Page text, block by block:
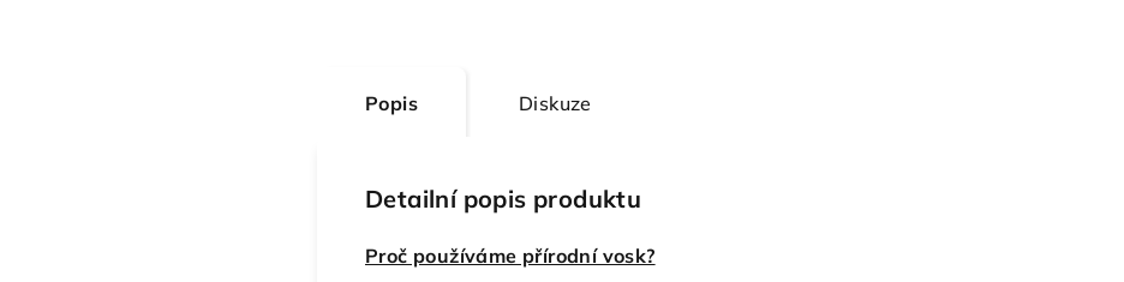
Popis Diskuze
Detailní popis produktu
Proč používáme přírodní vosk?